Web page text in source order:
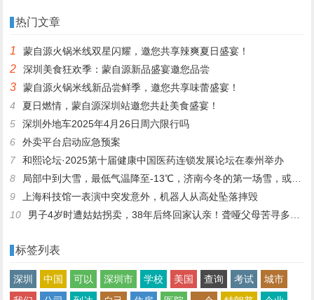
热门文章
1 蒙自源火锅米线双星闪耀，邀您共享辣爽夏日盛宴！
2 深圳美食狂欢季：蒙自源新品盛宴邀您品尝
3
蒙自源火锅米线新品尝鲜季，邀您共享味蕾盛宴！
4
夏日燃情，蒙自源深圳站邀您共赴美食盛宴！
5
深圳外地车2025年4月26日周六限行吗
6
外卖平台启动应急预案
7
和熙论坛·2025第十届健康中国医药连锁发展论坛在泰州举办
8
局部中到大雪，最低气温降至-13℃，济南今冬的第一场雪，或跟去年同一时间！
9
上海科技馆一表演中突发意外，机器人从高处坠落摔毁
10
男子4岁时遭姑姑拐卖，38年后终回家认亲！聋哑父母苦寻多年，母亲已抱憾离世丨红星寻人
标签列表
深圳 中国 可以 深圳市 学校 美国 查询 考试
城市